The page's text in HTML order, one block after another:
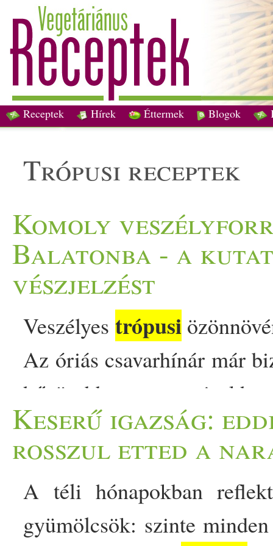
Receptek Hírek Éttermek Blogok
trópusi receptek
Komoly
Balatonba - a
vészjelzést
Veszélyes trópusi
Az óriás csavarhínár már
hűvösebb magyar
Balatonba jutása már csak
Trópusieredetű,
Balaton
csavarhínár a Hévízi-tó
Keserű igazság:
rosszul etted a
A téli hónapokban
gyümölcsök: szinte